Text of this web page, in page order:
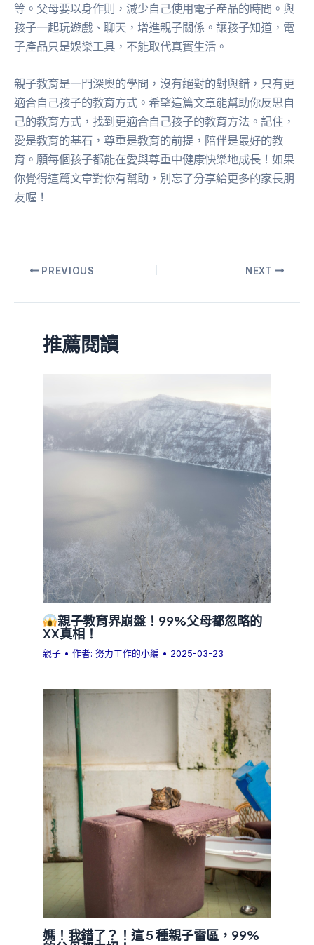
等。父母要以身作則，減少自己使用電子產品的時間。與
孩子一起玩遊戲、聊天，增進親子關係。讓孩子知道，電
子產品只是娛樂工具，不能取代真實生活。
親子教育是一門深奧的學問，沒有絕對的對與錯，只有更
適合自己孩子的教育方式。希望這篇文章能幫助你反思自
己的教育方式，找到更適合自己孩子的教育方法。記住，
愛是教育的基石，尊重是教育的前提，陪伴是最好的教
育。願每個孩子都能在愛與尊重中健康快樂地成長！如果
你覺得這篇文章對你有幫助，別忘了分享給更多的家長朋
友喔！
PREVIOUS NEXT
推薦閱讀
親子教育界崩盤！99%父母都忽略的
XX真相！
親子 • 作者:努力工作的小編 • 2025-03-23
媽！我錯了？！這 5 種親子雷區，99%